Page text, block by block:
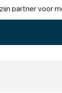
partner voor
en sneller